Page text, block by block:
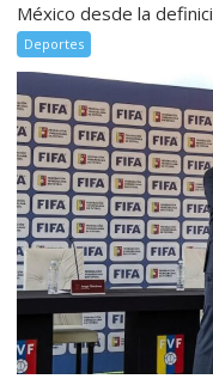
México desde la
Deportes